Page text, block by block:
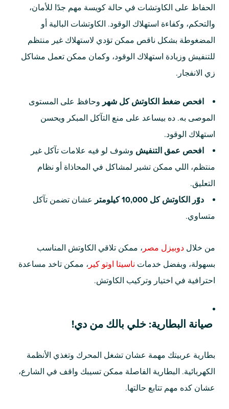
الحفاظ على الكاوتشات في حالة كويسة مهم جدًا للأمان،
والتحكم، وكفاءة استهلاك الوقود. الكاوتشات البالية أو
المضغوطة بشكل ناقص ممكن تؤدي لاستهلاك غير منتظم
للتنفيش وزيادة استهلاك الوقود، وكمان ممكن تعمل مشاكل
زي الانفجار.
افحص ضغط الكاوتش كل شهر وحافظ على المستوى
الموصى به. ده بيساعد على منع التآكل المبكر ويحسن
استهلاك الوقود.
افحص عمق التنفيش وشوف لو فيه علامات تآكل غير
منتظم، اللي ممكن تشير لمشاكل في المحاذاة أو نظام
التعليق.
دوّر الكاوتش كل 10,000 كيلومتر
عشان تضمن تآكل
متساوي.
من خلال دوبيزل مصر ، ممكن تلاقي الكاوتش المناسب
بسهولة، وبفضل خدمات ناسيتا اوتو كير ، ممكن تاخد مساعدة
احترافية في اختيار وتركيب الكاوتش.
صيانة البطارية: خلي بالك من دي!
بطارية عربيتك مهمة عشان تشغل المحرك وتغذي الأنظمة
الكهربائية. البطارية الفاصلة ممكن تسيبك واقف في الشارع،
عشان كده مهم تتابع حالتها.